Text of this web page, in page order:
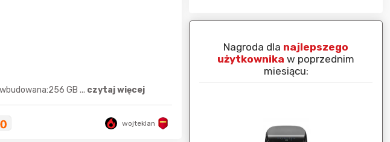
GB ... czytaj więcej
wojteklan
Nagroda dla najlepszego
użytkownika w poprzednim
miesiącu: